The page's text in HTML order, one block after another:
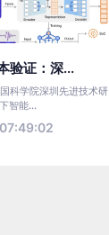
验证：深...
科学院深圳先进技术研
智能...